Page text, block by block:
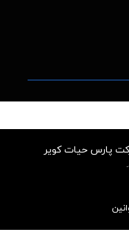
پارس حیات کویر